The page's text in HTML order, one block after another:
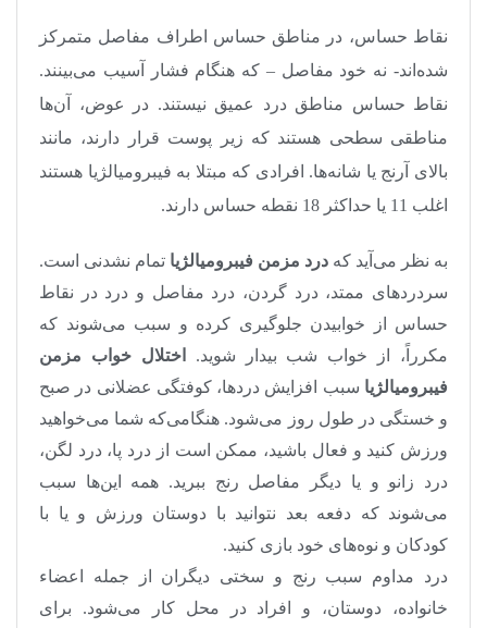
نقاط حساس، در مناطق حساس اطراف مفاصل متمرکز
شده‌اند- نه خود مفاصل – که هنگام فشار آسیب می‌بینند.
نقاط حساس مناطق درد عمیق نیستند. در عوض، آن‌ها
مناطقی سطحی هستند که زیر پوست قرار دارند، مانند
بالای آرنج یا شانه‌ها. افرادی که مبتلا به فیبرومیالژیا هستند
اغلب 11 یا حداکثر 18 نقطه حساس دارند.
به نظر می‌آید که درد مزمن فیبرومیالژیا تمام نشدنی است.
سردردهای ممتد، درد گردن، درد مفاصل و درد در نقاط
حساس از خوابیدن جلوگیری کرده و سبب می‌شوند که
مکرراً، از خواب شب بیدار شوید.
اختلال خواب مزمن
فیبرومیالژیا سبب افزایش دردها، کوفتگی عضلانی در صبح
و خستگی در طول روز می‌شود. هنگامی‌که شما می‌خواهید
ورزش کنید و فعال باشید، ممکن است از درد پا، درد لگن،
درد زانو و یا دیگر مفاصل رنج ببرید. همه این‌ها سبب
می‌شوند که دفعه بعد نتوانید با دوستان ورزش و یا با
کودکان و نوه‌های خود بازی کنید.
درد مداوم سبب رنج و سختی دیگران از جمله اعضاء
خانواده، دوستان، و افراد در محل کار می‌شود. برای